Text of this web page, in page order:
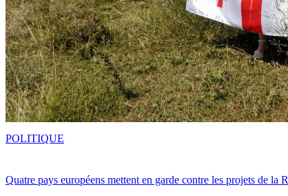
Quatre pays européens mettent en garde contre les projets de la
POLITIQUE